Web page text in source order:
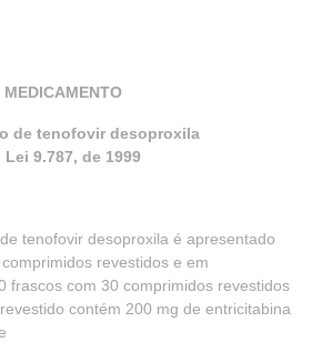
de tenofovir desoproxila
9.787, de 1999
tenofovir desoproxila é apresentado
revestidos e em
frascos com 30 comprimidos revestidos
contém 200 mg de entricitabina